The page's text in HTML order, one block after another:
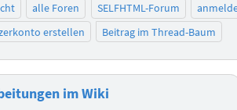
alle Foren SELFHTML-Forum
erstellen
Beitrag im Thread-Baum
im Wiki